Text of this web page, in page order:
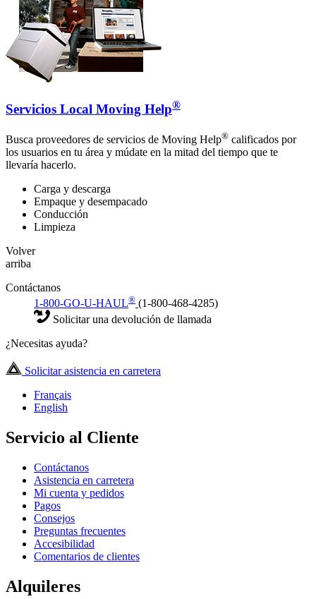
Servicios Local Moving Help®
Busca proveedores de servicios de Moving Help® calificados por
los usuarios en tu área y múdate en la mitad del tiempo que te
llevaría hacerlo.
Carga y descarga
Empaque y desempacado
Conducción
Limpieza
Volver
arriba
Contáctanos
1-800-GO-U-HAUL® (1-800-468-4285)
Solicitar una devolución de llamada
¿Necesitas ayuda?
Solicitar asistencia en carretera
Français
English
Servicio al Cliente
Contáctanos
Asistencia en carretera
Mi cuenta y pedidos
Pagos
Consejos
Preguntas frecuentes
Accesibilidad
Comentarios de clientes
Alquileres